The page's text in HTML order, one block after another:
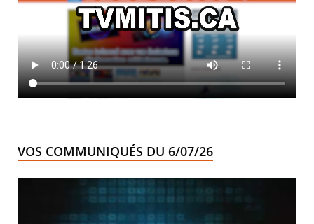
VOS COMMUNIQUÉS DU 6/07/26